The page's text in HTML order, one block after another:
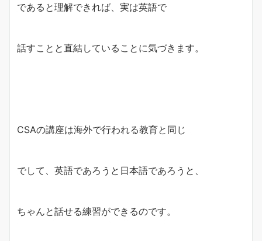
であると理解できれば、実は英語で
話すことと直結していることに気づきます。
CSAの講座は海外で行われる教育と同じ
でして、英語であろうと日本語であろうと、
ちゃんと話せる練習ができるのです。